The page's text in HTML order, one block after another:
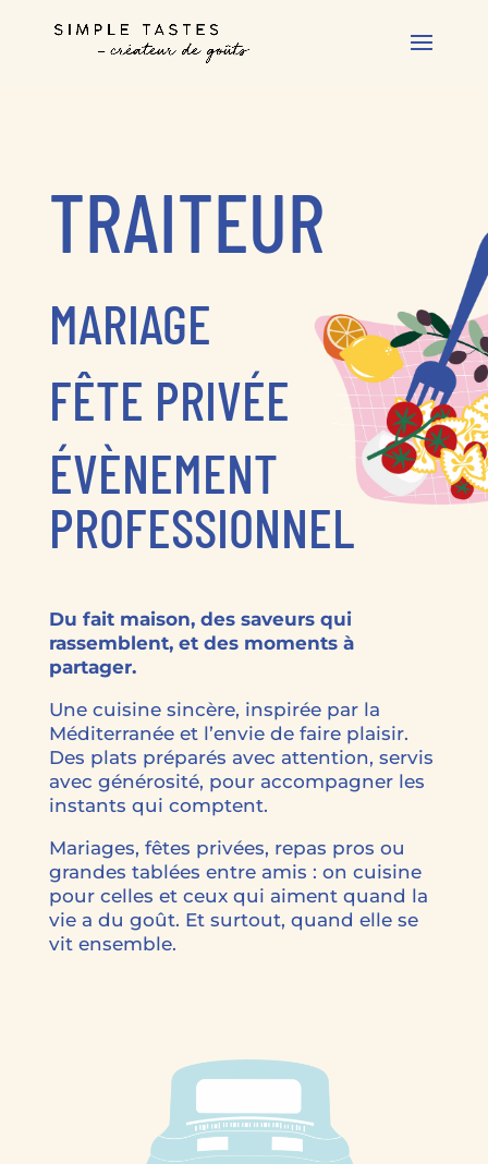
TRAITEUR
MARIAGE
FÊTE PRIVÉE
ÉVÈNEMENT
PROFESSIONNEL
Du fait maison, des saveurs qui
rassemblent, et des moments à
partager.
Une cuisine sincère, inspirée par la
Méditerranée et l’envie de faire plaisir.
Des plats préparés avec attention, servis
avec générosité, pour accompagner les
instants qui comptent.
Mariages, fêtes privées, repas pros ou
grandes tablées entre amis : on cuisine
pour celles et ceux qui aiment quand la
vie a du goût. Et surtout, quand elle se
vit ensemble.